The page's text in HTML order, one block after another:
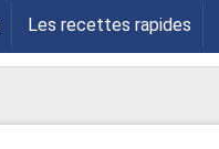
Les recettes rapides